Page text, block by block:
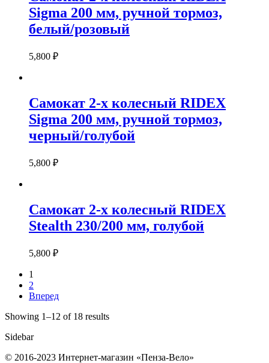
Sigma 200 мм, ручной тормоз,
белый/розовый
5,800 ₽
Самокат 2-х колесный RIDEX
Sigma 200 мм, ручной тормоз,
черный/голубой
5,800 ₽
Самокат 2-х колесный RIDEX
Stealth 230/200 мм, голубой
5,800 ₽
1
2
Вперед
Showing 1–12 of 18 results
Sidebar
© 2016-2023 Интернет-магазин «Пенза-Вело»